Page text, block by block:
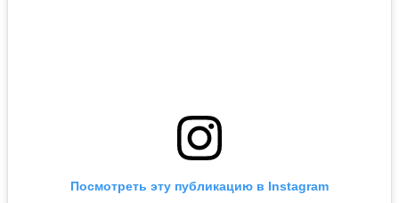
Посмотреть эту публикацию в Instagram